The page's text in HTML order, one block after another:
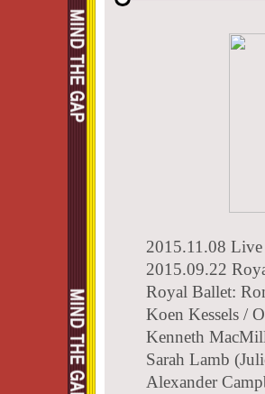
2015.11.08
2015.09.22
Royal Ballet:
Koen Kessels /
Kenneth
Sarah Lamb
Alexander